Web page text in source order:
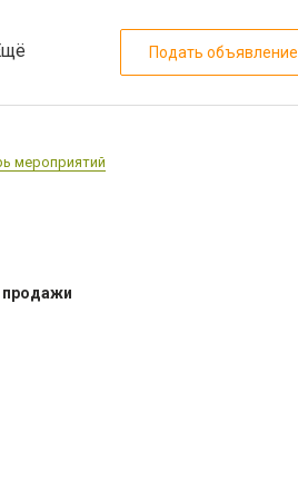
Подать объявление
мероприятий
продажи